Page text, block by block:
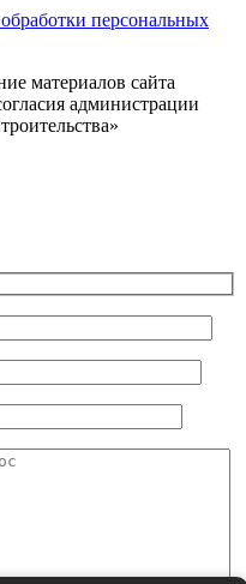
персональных
материалов сайта
администрации